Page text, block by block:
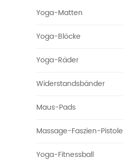
Yoga-Matten
Yoga-Blöcke
Yoga-Räder
Widerstandsbänder
Maus-Pads
Massage-Faszien-Pistole
Yoga-Fitnessball